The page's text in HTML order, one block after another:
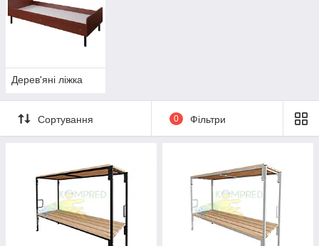
Дерев'яні ліжка
Сортування 0 Фільтри